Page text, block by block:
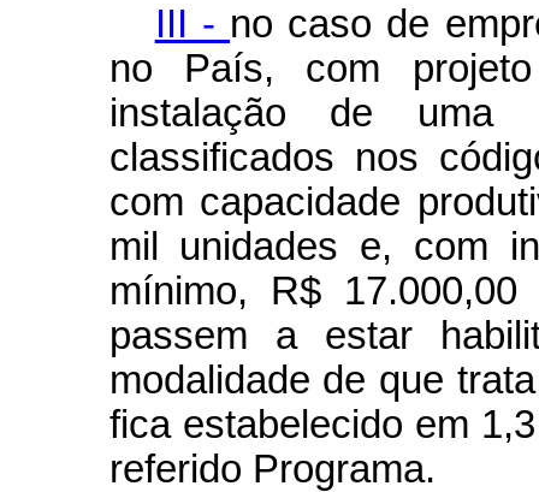
III - no caso de
no País, com
instalação de uma
classificados nos
com capacidade
mil unidades e, com
mínimo, R$
passem a estar
modalidade de que
fica estabelecido em
referido Programa.